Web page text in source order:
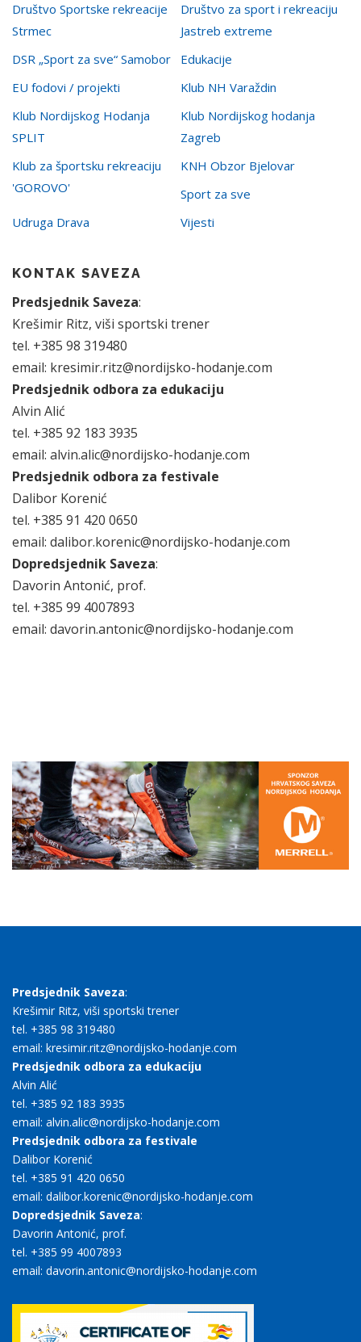
Društvo Sportske rekreacije
Strmec
Društvo za sport i rekreaciju
Jastreb extreme
DSR „Sport za sve“ Samobor
Edukacije
EU fodovi / projekti
Klub NH Varaždin
Klub Nordijskog Hodanja
SPLIT
Klub Nordijskog hodanja
Zagreb
Klub za športsku rekreaciju
'GOROVO'
KNH Obzor Bjelovar
Sport za sve
Udruga Drava
Vijesti
KONTAK SAVEZA
Predsjednik Saveza:
Krešimir Ritz, viši sportski trener
tel. +385 98 319480
email: kresimir.ritz@nordijsko-hodanje.com
Predsjednik odbora za edukaciju
Alvin Alić
tel. +385 92 183 3935
email: alvin.alic@nordijsko-hodanje.com
Predsjednik odbora za festivale
Dalibor Korenić
tel. +385 91 420 0650
email: dalibor.korenic@nordijsko-hodanje.com
Dopredsjednik Saveza:
Davorin Antonić, prof.
tel. +385 99 4007893
email: davorin.antonic@nordijsko-hodanje.com
Predsjednik Saveza:
Krešimir Ritz, viši sportski trener
tel. +385 98 319480
email: kresimir.ritz@nordijsko-hodanje.com
Predsjednik odbora za edukaciju
Alvin Alić
tel. +385 92 183 3935
email: alvin.alic@nordijsko-hodanje.com
Predsjednik odbora za festivale
Dalibor Korenić
tel. +385 91 420 0650
email: dalibor.korenic@nordijsko-hodanje.com
Dopredsjednik Saveza:
Davorin Antonić, prof.
tel. +385 99 4007893
email: davorin.antonic@nordijsko-hodanje.com